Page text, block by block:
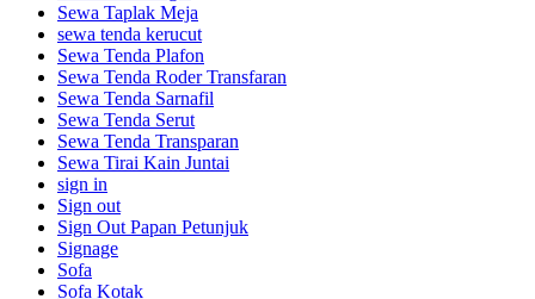
Sewa Taplak Meja
sewa tenda kerucut
Sewa Tenda Plafon
Sewa Tenda Roder Transfaran
Sewa Tenda Sarnafil
Sewa Tenda Serut
Sewa Tenda Transparan
Sewa Tirai Kain Juntai
sign in
Sign out
Sign Out Papan Petunjuk
Signage
Sofa
Sofa Kotak